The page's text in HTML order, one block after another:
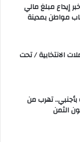
إيداع مبلغ مالي
مواطن بمدينة
الانتخابية / تحت
بأجنبي.. تهرب من
الثمن